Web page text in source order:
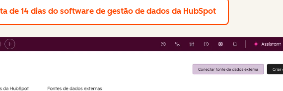
de 14 dias do software de gestão de dados da HubSpot